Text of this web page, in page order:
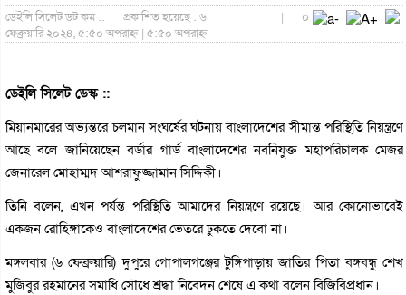
ডেইলি সিলেট ডট কম ::
প্রকাশিত হয়েছে : ৬
ফেব্রুয়ারি ২০২৪, ৫:৫০ অপরাহ্ন | ৫:৫০ অপরাহ্ন
| ০
ডেইলি সিলেট ডেস্ক ::
মিয়ানমারের অভ্যন্তরে চলমান সংঘর্ষের ঘটনায় বাংলাদেশের সীমান্ত পরিস্থিতি নিয়ন্ত্রণে
আছে বলে জানিয়েছেন বর্ডার গার্ড বাংলাদেশের নবনিযুক্ত মহাপরিচালক মেজর
জেনারেল মোহাম্মদ আশরাফুজ্জামান সিদ্দিকী।
তিনি বলেন, এখন পর্যন্ত পরিস্থিতি আমাদের নিয়ন্ত্রণে রয়েছে। আর কোনোভাবেই
একজন রোহিঙ্গাকেও বাংলাদেশের ভেতরে ঢুকতে দেবো না।
মঙ্গলবার (৬ ফেব্রুয়ারি) দুপুরে গোপালগঞ্জের টুঙ্গিপাড়ায় জাতির পিতা বঙ্গবন্ধু শেখ
মুজিবুর রহমানের সমাধি সৌধে শ্রদ্ধা নিবেদন শেষে এ কথা বলেন বিজিবিপ্রধান।